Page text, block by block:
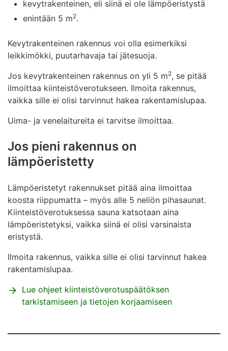
kevytrakenteinen, eli siinä ei ole lämpöeristystä
enintään 5 m2.
Kevytrakenteinen rakennus voi olla esimerkiksi
leikkimökki, puutarhavaja tai jätesuoja.
Jos kevytrakenteinen rakennus on yli 5 m2, se pitää
ilmoittaa kiinteistöverotukseen. Ilmoita rakennus,
vaikka sille ei olisi tarvinnut hakea rakentamislupaa.
Uima- ja venelaitureita ei tarvitse ilmoittaa.
Jos pieni rakennus on
lämpöeristetty
Lämpöeristetyt rakennukset pitää aina ilmoittaa
koosta riippumatta – myös alle 5 neliön pihasaunat.
Kiinteistöverotuksessa sauna katsotaan aina
lämpöeristetyksi, vaikka siinä ei olisi varsinaista
eristystä.
Ilmoita rakennus, vaikka sille ei olisi tarvinnut hakea
rakentamislupaa.
Lue ohjeet kiinteistöverotuspäätöksen
tarkistamiseen ja tietojen korjaamiseen